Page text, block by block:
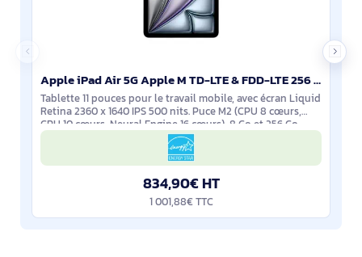
Apple iPad Air 5G Apple M TD-LTE & FDD-LTE 256 Go 27,9 cm (11") 8 Go Wi-Fi 6E (802.11ax) iPadOS 17 G - MUXH3NF/A
Tablette 11 pouces pour le travail mobile, avec écran Liquid
Retina 2360 x 1640 IPS 500 nits. Puce M2 (CPU 8 cœurs,
GPU 10 cœurs, Neural Engine 16 cœurs), 8 Go et 256 Go
pour des apps exigeantes.
834,90€ HT
1 001,88€ TTC